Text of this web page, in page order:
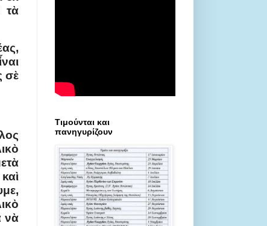
τὰ
σὲ
νὰ
Τιμούνται και
πανηγυρίζουν